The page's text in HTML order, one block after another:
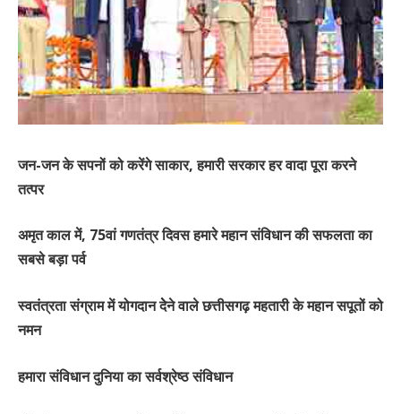
जन-जन के सपनों को करेंगे साकार, हमारी सरकार हर वादा पूरा करने
तत्पर
अमृत काल में, 75वां गणतंत्र दिवस हमारे महान संविधान की सफलता का
सबसे बड़ा पर्व
स्वतंत्रता संग्राम में योगदान देेने वाले छत्तीसगढ़ महतारी के महान सपूतों को
नमन
हमारा संविधान दुनिया का सर्वश्रेष्ठ संविधान